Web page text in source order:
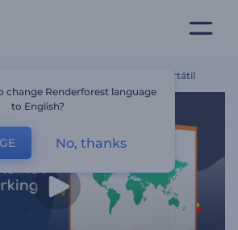
De Producto De Cargador Portátil
change Renderforest language
to English?
No, thanks